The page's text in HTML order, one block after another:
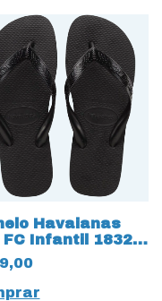
Havaianas
FC Infantil 18324